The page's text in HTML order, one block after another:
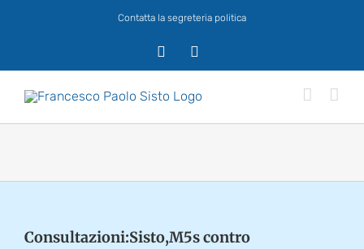
Contatta la segreteria politica
Consultazioni:Sisto,M5s contro